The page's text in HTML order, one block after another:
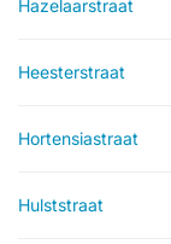
Hazelaarstraat
Heesterstraat
Hortensiastraat
Hulststraat